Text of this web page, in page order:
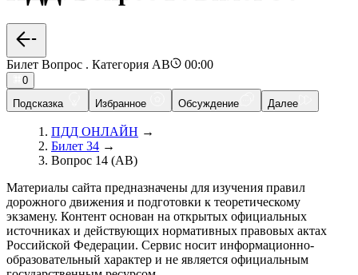
Билет Вопрос . Категория AB 00:00
0
Подсказка
Избранное Обсуждение Далее
ПДД ОНЛАЙН →
Билет 34 →
Вопрос 14 (AB)
Материалы сайта предназначены для изучения правил
дорожного движения и подготовки к теоретическому
экзамену. Контент основан на открытых официальных
источниках и действующих нормативных правовых актах
Российской Федерации. Сервис носит информационно-
образовательный характер и не является официальным